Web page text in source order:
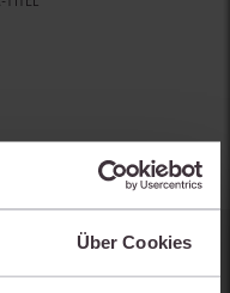
Über Cookies